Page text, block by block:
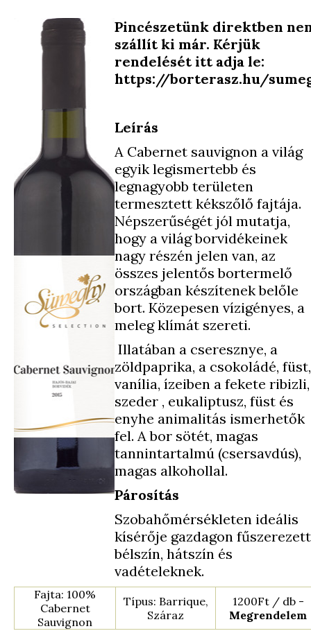
Pincészetünk direktben
szállít ki már. Kérjük
rendelését itt adja le:
https://borterasz.hu/
Leírás
A Cabernet sauvignon a világ
egyik legismertebb és
legnagyobb területen
termesztett kékszőlő fajtája.
Népszerűségét jól mutatja,
hogy a világ borvidékeinek
nagy részén jelen van, az
összes jelentős bortermelő
országban készítenek belőle
bort. Közepesen vízigényes, a
meleg klímát szereti.
Illatában a cseresznye, a
zöldpaprika, a csokoládé, füst,
vanília, ízeiben a fekete ribizli,
szeder , eukaliptusz, füst és
enyhe animalitás ismerhetők
fel. A bor sötét, magas
tannintartalmú (csersavdús),
magas alkohollal.
Párosítás
Szobahőmérsékleten ideális
kísérője gazdagon fűszerezett
bélszín, hátszín és
vadételeknek.
Fajta: 100%
Cabernet
Sauvignon
Típus: Barrique,
Száraz
1200Ft / db -
Megrendelem